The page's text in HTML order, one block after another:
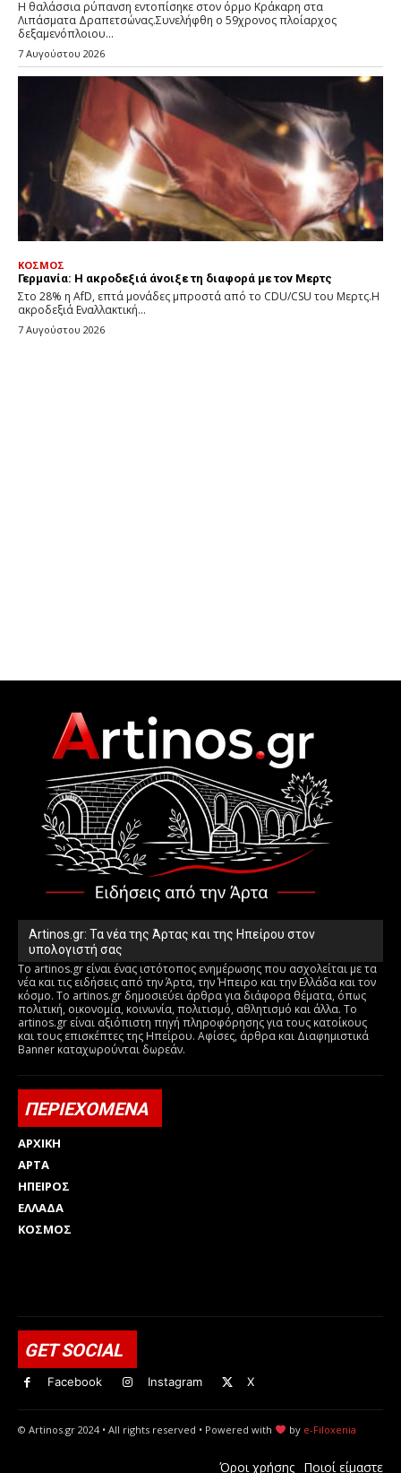
Artinos.gr: Τα νέα της Άρτας και της Ηπείρου στον
υπολογιστή σας
Το artinos.gr είναι ένας ιστότοπος ενημέρωσης που ασχολείται με τα
νέα και τις ειδήσεις από την Άρτα, την Ήπειρο και την Ελλάδα και τον
κόσμο. Το artinos.gr δημοσιεύει άρθρα για διάφορα θέματα, όπως
πολιτική, οικονομία, κοινωνία, πολιτισμό, αθλητισμό και άλλα. Το
artinos.gr είναι αξιόπιστη πηγή πληροφόρησης για τους κατοίκους
και τους επισκέπτες της Ηπείρου. Αφίσες, άρθρα και Διαφημιστικά
Banner καταχωρούνται δωρεάν.
ΠΕΡΙΕΧΟΜΕΝΑ
ΑΡΧΙΚΗ
ΑΡΤΑ
ΗΠΕΙΡΟΣ
ΕΛΛΑΔΑ
ΚΟΣΜΟΣ
GET SOCIAL
Facebook Instagram X
© Artinos.gr 2024 • All rights reserved • Powered with by e-Filoxenia
Όροι χρήσης Ποιοί είμαστε